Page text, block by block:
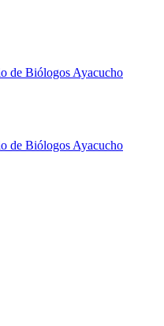
de Biólogos Ayacucho
de Biólogos Ayacucho